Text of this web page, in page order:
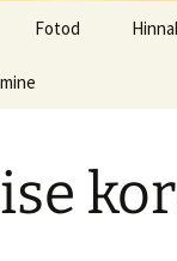
Fotod